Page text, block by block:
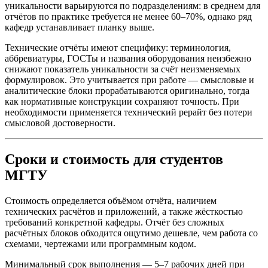
уникальности варьируются по подразделениям: в среднем для
отчётов по практике требуется не менее 60–70%, однако ряд
кафедр устанавливает планку выше.
Технические отчёты имеют специфику: терминология,
аббревиатуры, ГОСТы и названия оборудования неизбежно
снижают показатель уникальности за счёт неизменяемых
формулировок. Это учитывается при работе — смысловые и
аналитические блоки прорабатываются оригинально, тогда
как нормативные конструкции сохраняют точность. При
необходимости применяется технический рерайт без потери
смысловой достоверности.
Сроки и стоимость для студентов
МГТУ
Стоимость определяется объёмом отчёта, наличием
технических расчётов и приложений, а также жёсткостью
требований конкретной кафедры. Отчёт без сложных
расчётных блоков обходится ощутимо дешевле, чем работа со
схемами, чертежами или программным кодом.
Минимальный срок выполнения — 5–7 рабочих дней при